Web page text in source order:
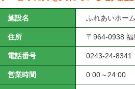
施設名 ふれあいホーム
住所 〒964-0938
電話番号 0243-24-8341
営業時間 0:00～24:00